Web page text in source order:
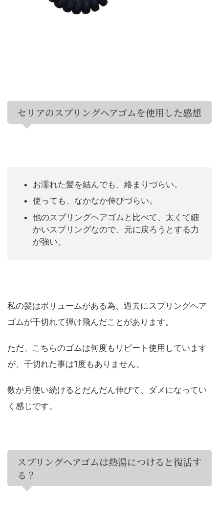
セリアのスプリングヘアゴムを使用した感想
お濡れた髪を結んでも、絡まりづらい。
使っても、なかなか伸びづらい。
他のスプリングヘアゴムと比べて、太くて細
かいスプリングなので、元に戻ろうとする力
が強い。
私の髪はボリュームがある為、過去にスプリングヘア
ゴムが千切れて弾け飛んだことがあります。
ただ、こちらのゴムは何度もリピート使用しています
が、千切れた事は1度もありません。
数か月使い続けるとだんだん伸びて、ダメになってい
く感じです。
スプリングヘアゴムは熱湯につけると復活す
る？